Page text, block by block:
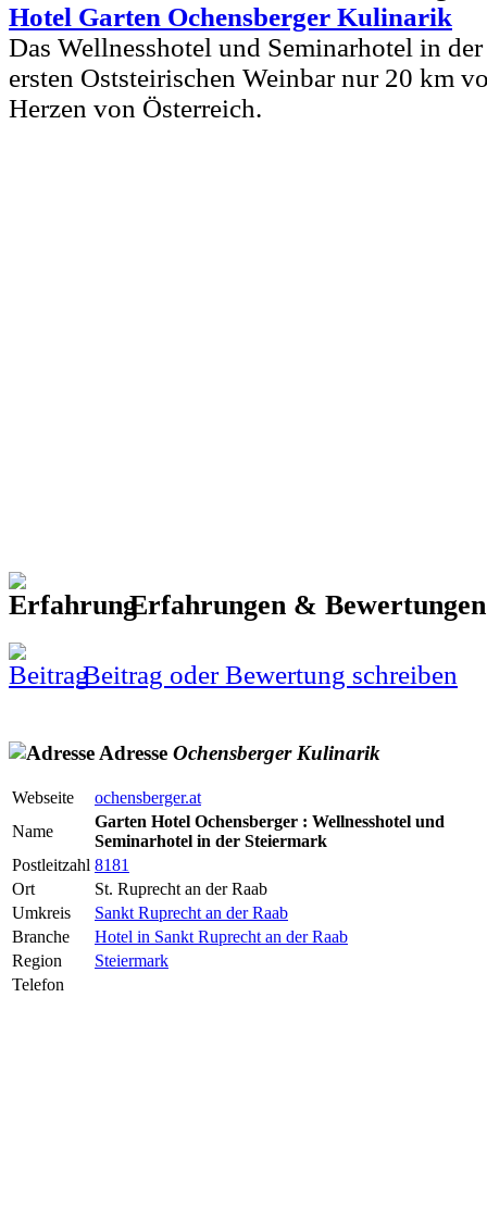
Hotel Garten Ochensberger Kulinarik
Das Wellnesshotel und Seminarhotel in
ersten Oststeirischen Weinbar nur 20 km
Herzen von Österreich.
Erfahrungen &
Beitrag oder Bewertung schreiben
Adresse Ochensberger Kulinarik
Webseite
ochensberger.at
Name
Garten Hotel Ochensberger : Wellnesshotel und
Seminarhotel in der Steiermark
Postleitzahl 8181
Ort
St. Ruprecht an der Raab
Umkreis
Sankt Ruprecht an der Raab
Branche
Hotel in Sankt Ruprecht an der Raab
Region
Steiermark
Telefon